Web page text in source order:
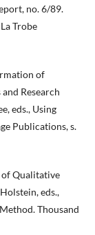
no. 6/89.
Trobe
of
Research
eds., Using
Publications, s.
of Qualitative
eds.,
Thousand